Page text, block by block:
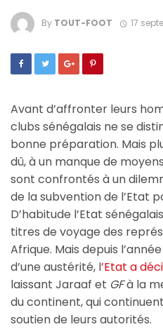
By TOUT-FOOT 17
Avant d’affronter leurs
clubs sénégalais ne se
bonne préparation. Mais
dû, à un manque de
sont confrontés à un
de la subvention de l’Etat
D’habitude l’Etat
titres de voyage des
Afrique. Mais depuis
d’une austérité, l’Etat a
laissant Jaraaf et GFà la
du continent, qui
soutien de leurs autorités.